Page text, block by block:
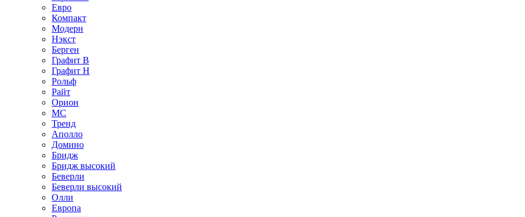
Евро
Компакт
Модерн
Нэкст
Берген
Графит В
Графит Н
Рольф
Райт
Орион
МС
Тренд
Аполло
Домино
Бридж
Бридж высокий
Беверли
Беверли высокий
Олли
Европа